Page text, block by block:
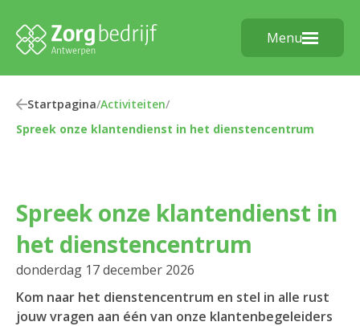
Menu
Startpagina/Activiteiten/
Spreek onze klantendienst in het dienstencentrum
Spreek onze klantendienst in
het dienstencentrum
donderdag 17 december 2026
Kom naar het dienstencentrum en stel in alle rust
jouw vragen aan één van onze klantenbegeleiders